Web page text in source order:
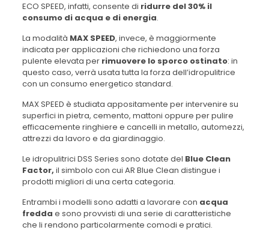
ECO SPEED, infatti, consente di ridurre del 30% il
consumo di acqua e di energia.
La modalità MAX SPEED, invece, è maggiormente
indicata per applicazioni che richiedono una forza
pulente elevata per rimuovere lo sporco ostinato: in
questo caso, verrà usata tutta la forza dell’idropulitrice
con un consumo energetico standard.
MAX SPEED è studiata appositamente per intervenire su
superfici in pietra, cemento, mattoni oppure per pulire
efficacemente ringhiere e cancelli in metallo, automezzi,
attrezzi da lavoro e da giardinaggio.
Le idropulitrici DSS Series sono dotate del Blue Clean
Factor, il simbolo con cui AR Blue Clean distingue i
prodotti migliori di una certa categoria.
Entrambi i modelli sono adatti a lavorare con acqua
fredda e sono provvisti di una serie di caratteristiche
che li rendono particolarmente comodi e pratici.